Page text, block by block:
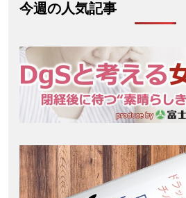
今週の人気記事